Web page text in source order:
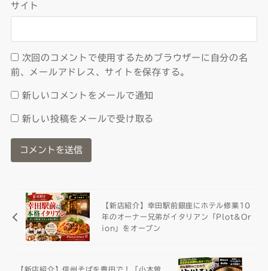
サイト
次回のコメントで使用するためブラウザーに自分の名
前、メールアドレス、サイトを保存する。
新しいコメントをメールで通知
新しい投稿をメールで受け取る
【新店紹介】幸田駅前銀座にホテル修業10
年のオーナー兄弟がイタリアン「Plot&Or
ion」をオープン
【新店紹介】信州そばを豊田で！「小木曽